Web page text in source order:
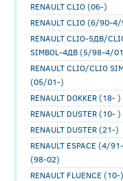
RENAULT CLIO (06-)
RENAULT CLIO (6/90-
RENAULT CLIO-5ДВ/
SIMBOL-4ДВ (5/98-4/
RENAULT CLIO/CLIO
(05/01-)
RENAULT DOKKER (18- )
RENAULT DUSTER (10- )
RENAULT DUSTER (21-)
RENAULT ESPACE (4/
(98-02)
RENAULT FLUENCE (10-)